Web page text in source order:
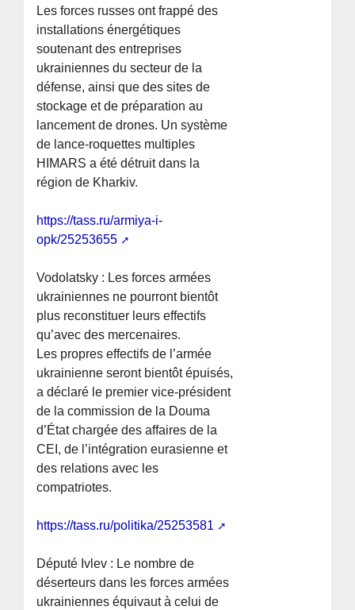
Les forces russes ont frappé des
installations énergétiques
soutenant des entreprises
ukrainiennes du secteur de la
défense, ainsi que des sites de
stockage et de préparation au
lancement de drones. Un système
de lance-roquettes multiples
HIMARS a été détruit dans la
région de Kharkiv.
https://tass.ru/armiya-i-
opk/25253655
Vodolatsky : Les forces armées
ukrainiennes ne pourront bientôt
plus reconstituer leurs effectifs
qu’avec des mercenaires.
Les propres effectifs de l’armée
ukrainienne seront bientôt épuisés,
a déclaré le premier vice-président
de la commission de la Douma
d’État chargée des affaires de la
CEI, de l’intégration eurasienne et
des relations avec les
compatriotes.
https://tass.ru/politika/25253581
Député Ivlev : Le nombre de
déserteurs dans les forces armées
ukrainiennes équivaut à celui de